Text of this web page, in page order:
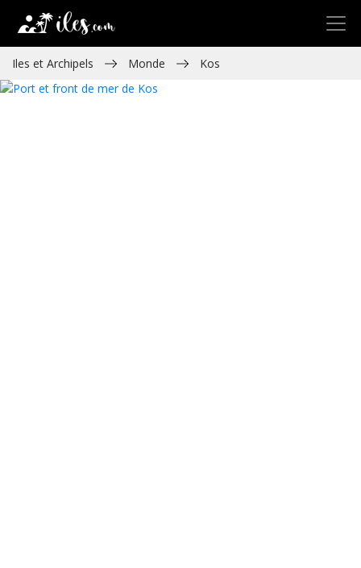
Iles et Archipels Monde Kos